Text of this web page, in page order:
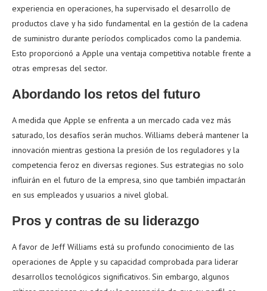
experiencia en operaciones, ha supervisado el desarrollo de
productos clave y ha sido fundamental en la gestión de la cadena
de suministro durante períodos complicados como la pandemia.
Esto proporcionó a Apple una ventaja competitiva notable frente a
otras empresas del sector.
Abordando los retos del futuro
A medida que Apple se enfrenta a un mercado cada vez más
saturado, los desafíos serán muchos. Williams deberá mantener la
innovación mientras gestiona la presión de los reguladores y la
competencia feroz en diversas regiones. Sus estrategias no solo
influirán en el futuro de la empresa, sino que también impactarán
en sus empleados y usuarios a nivel global.
Pros y contras de su liderazgo
A favor de Jeff Williams está su profundo conocimiento de las
operaciones de Apple y su capacidad comprobada para liderar
desarrollos tecnológicos significativos. Sin embargo, algunos